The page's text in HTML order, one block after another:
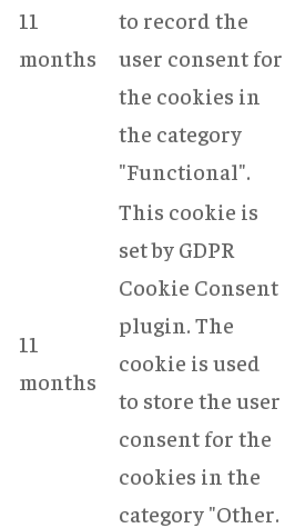
11
months
to record the
user consent for
the cookies in
the category
"Functional".
11
months
This cookie is
set by GDPR
Cookie Consent
plugin. The
cookie is used
to store the user
consent for the
cookies in the
category "Other.